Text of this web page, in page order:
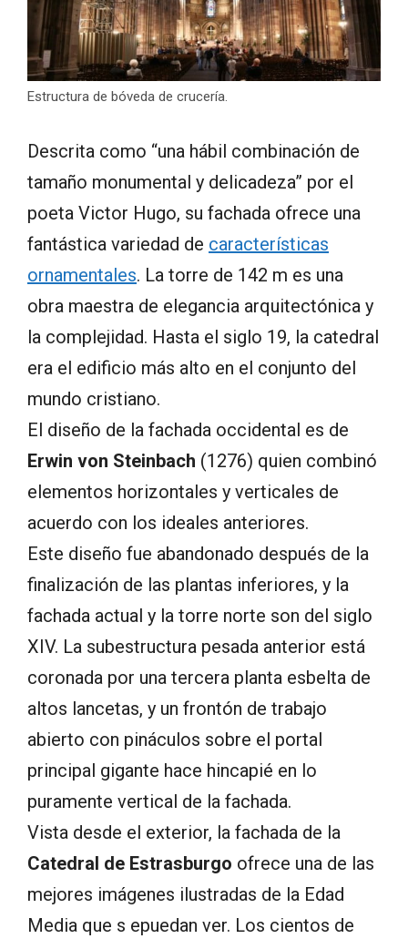
Estructura de bóveda de crucería.
Descrita como “una hábil combinación de
tamaño monumental y delicadeza” por el
poeta Victor Hugo, su fachada ofrece una
fantástica variedad de características
ornamentales. La torre de 142 m es una
obra maestra de elegancia arquitectónica y
la complejidad. Hasta el siglo 19, la catedral
era el edificio más alto en el conjunto del
mundo cristiano.
El diseño de la fachada occidental es de
Erwin von Steinbach (1276) quien combinó
elementos horizontales y verticales de
acuerdo con los ideales anteriores.
Este diseño fue abandonado después de la
finalización de las plantas inferiores, y la
fachada actual y la torre norte son del siglo
XIV. La subestructura pesada anterior está
coronada por una tercera planta esbelta de
altos lancetas, y un frontón de trabajo
abierto con pináculos sobre el portal
principal gigante hace hincapié en lo
puramente vertical de la fachada.
Vista desde el exterior, la fachada de la
Catedral de Estrasburgo ofrece una de las
mejores imágenes ilustradas de la Edad
Media que s epuedan ver. Los cientos de